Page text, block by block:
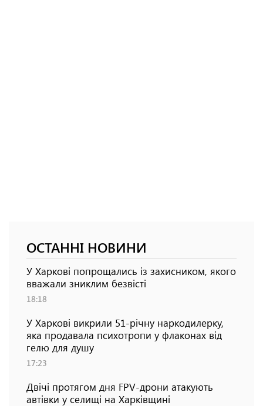
ОСТАННІ НОВИНИ
У Харкові попрощались із захисником, якого
вважали зниклим безвісті
18:18
У Харкові викрили 51-річну наркодилерку,
яка продавала психотропи у флаконах від
гелю для душу
17:23
Двічі протягом дня FPV-дрони атакують
автівки у селищі на Харківщині